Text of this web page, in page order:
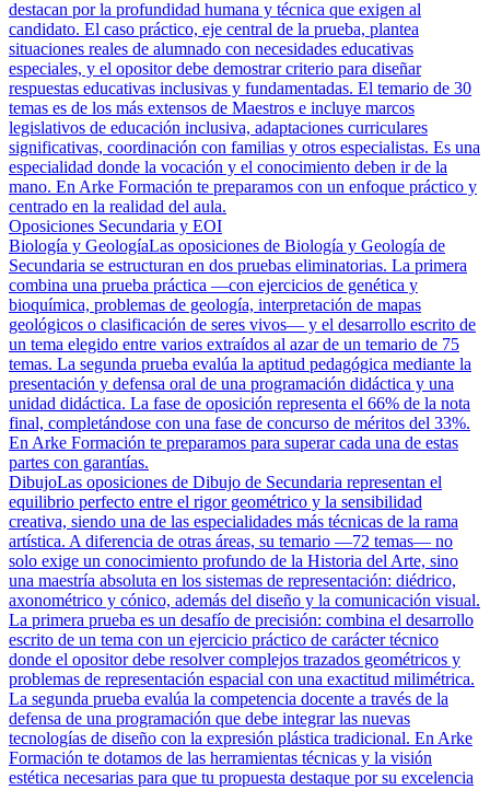
destacan por la profundidad humana y técnica que exigen al
candidato. El caso práctico, eje central de la prueba, plantea
situaciones reales de alumnado con necesidades educativas
especiales, y el opositor debe demostrar criterio para diseñar
respuestas educativas inclusivas y fundamentadas. El temario de 30
temas es de los más extensos de Maestros e incluye marcos
legislativos de educación inclusiva, adaptaciones curriculares
significativas, coordinación con familias y otros especialistas. Es una
especialidad donde la vocación y el conocimiento deben ir de la
mano. En Arke Formación te preparamos con un enfoque práctico y
centrado en la realidad del aula.
Oposiciones Secundaria y EOI
Biología y GeologíaLas oposiciones de Biología y Geología de
Secundaria se estructuran en dos pruebas eliminatorias. La primera
combina una prueba práctica —con ejercicios de genética y
bioquímica, problemas de geología, interpretación de mapas
geológicos o clasificación de seres vivos— y el desarrollo escrito de
un tema elegido entre varios extraídos al azar de un temario de 75
temas. La segunda prueba evalúa la aptitud pedagógica mediante la
presentación y defensa oral de una programación didáctica y una
unidad didáctica. La fase de oposición representa el 66% de la nota
final, completándose con una fase de concurso de méritos del 33%.
En Arke Formación te preparamos para superar cada una de estas
partes con garantías.
DibujoLas oposiciones de Dibujo de Secundaria representan el
equilibrio perfecto entre el rigor geométrico y la sensibilidad
creativa, siendo una de las especialidades más técnicas de la rama
artística. A diferencia de otras áreas, su temario —72 temas— no
solo exige un conocimiento profundo de la Historia del Arte, sino
una maestría absoluta en los sistemas de representación: diédrico,
axonométrico y cónico, además del diseño y la comunicación visual.
La primera prueba es un desafío de precisión: combina el desarrollo
escrito de un tema con un ejercicio práctico de carácter técnico
donde el opositor debe resolver complejos trazados geométricos y
problemas de representación espacial con una exactitud milimétrica.
La segunda prueba evalúa la competencia docente a través de la
defensa de una programación que debe integrar las nuevas
tecnologías de diseño con la expresión plástica tradicional. En Arke
Formación te dotamos de las herramientas técnicas y la visión
estética necesarias para que tu propuesta destaque por su excelencia